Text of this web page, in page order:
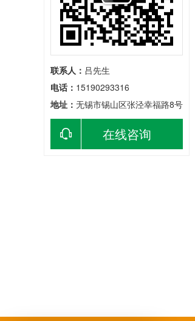
联系人： 吕先生
电话： 15190293316
地址： 无锡市锡山区张泾幸福路8号
在线咨询